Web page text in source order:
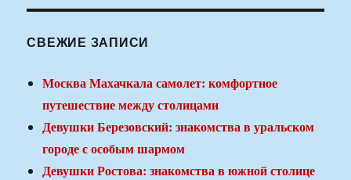
СВЕЖИЕ ЗАПИСИ
Москва Махачкала самолет: комфортное
путешествие между столицами
Девушки Березовский: знакомства в уральском
городе с особым шармом
Девушки Ростова: знакомства в южной столице